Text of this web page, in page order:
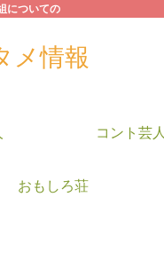
についての
メ情報
コント芸人
おもしろ荘